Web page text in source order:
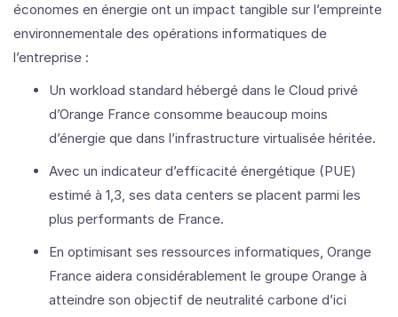
économes en énergie ont un impact tangible sur l’empreinte
environnementale des opérations informatiques de
l’entreprise :
Un workload standard hébergé dans le Cloud privé
d’Orange France consomme beaucoup moins
d’énergie que dans l’infrastructure virtualisée héritée.
Avec un indicateur d’efficacité énergétique (PUE)
estimé à 1,3, ses data centers se placent parmi les
plus performants de France.
En optimisant ses ressources informatiques, Orange
France aidera considérablement le groupe Orange à
atteindre son objectif de neutralité carbone d’ici